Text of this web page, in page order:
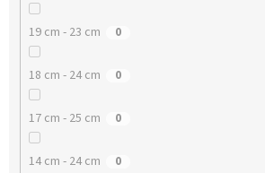
19 cm - 23 cm 0
18 cm - 24 cm 0
17 cm - 25 cm 0
14 cm - 24 cm 0